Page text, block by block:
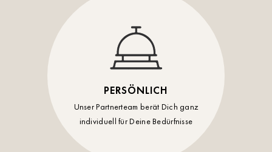
PERSÖNLICH
Unser Partnerteam berät Dich ganz
individuell für Deine Bedürfnisse